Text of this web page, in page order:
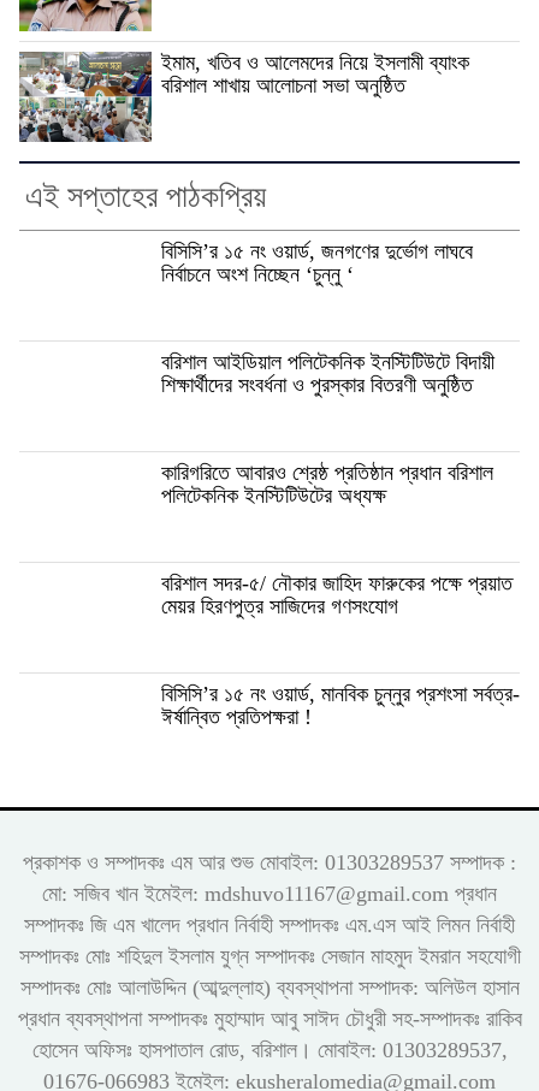
ইমাম, খতিব ও আলেমদের নিয়ে ইসলামী ব্যাংক
বরিশাল শাখায় আলোচনা সভা অনুষ্ঠিত
এই সপ্তাহের পাঠকপ্রিয়
বিসিসি’র ১৫ নং ওয়ার্ড, জনগণের দুর্ভোগ লাঘবে
নির্বাচনে অংশ নিচ্ছেন ‘চুন্নু ‘
বরিশাল আইডিয়াল পলিটেকনিক ইনস্টিটিউটে বিদায়ী
শিক্ষার্থীদের সংবর্ধনা ও পুরস্কার বিতরণী অনুষ্ঠিত
কারিগরিতে আবারও শ্রেষ্ঠ প্রতিষ্ঠান প্রধান বরিশাল
পলিটেকনিক ইনস্টিটিউটের অধ্যক্ষ
বরিশাল সদর-৫/ নৌকার জাহিদ ফারুকের পক্ষে প্র‍য়াত
মেয়র হিরণপুত্র সাজিদের গণসংযোগ
বিসিসি’র ১৫ নং ওয়ার্ড, মানবিক চুন্নুর প্রশংসা সর্বত্র-
ঈর্ষান্বিত প্রতিপক্ষরা !
প্রকাশক ও সম্পাদকঃ এম আর শুভ মোবাইল: 01303289537 সম্পাদক :
মো: সজিব খান ইমেইল: mdshuvo11167@gmail.com প্রধান
সম্পাদকঃ জি এম খালেদ প্রধান নির্বাহী সম্পাদকঃ এম.এস আই লিমন নির্বাহী
সম্পাদকঃ মোঃ শহিদুল ইসলাম যুগ্ন সম্পাদকঃ সেজান মাহমুদ ইমরান সহযোগী
সম্পাদকঃ মোঃ আলাউদ্দিন (আব্দুল্লাহ) ব্যবস্থাপনা সম্পাদক: অলিউল হাসান
প্রধান ব্যবস্থাপনা সম্পাদকঃ মুহাম্মাদ আবু সাঈদ চৌধুরী সহ-সম্পাদকঃ রাকিব
হোসেন অফিসঃ হাসপাতাল রোড, বরিশাল। মোবাইল: 01303289537,
01676-066983 ইমেইল: ekusheralomedia@gmail.com